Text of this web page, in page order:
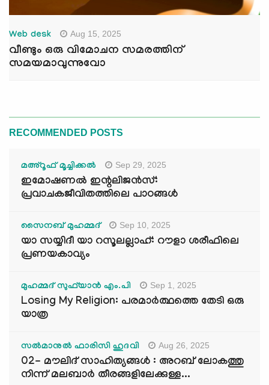
Web desk Aug 15, 2025
വീണ്ടും ഒരു വിമോചന സമരത്തിന്
സമയമാവുന്നുവോ
RECOMMENDED POSTS
മഅ്റൂഫ് മൂച്ചിക്കല്‍ Sep 29, 2025
ഇമോഷണൽ ഇന്റലിജൻസ്:
പ്രവാചകജീവിതത്തിലെ പാഠങ്ങൾ
സൈനബ് മുഹമ്മദ് Sep 10, 2025
യാ സയ്യിദീ യാ റസൂലല്ലാഹ്: റൗളാ ശരീഫിലെ
പ്രണയകാവ്യം
മുഹമ്മദ് സുഫ്‌യാൻ എം.പി Sep 1, 2025
Losing My Religion: പരമാർത്ഥത്തെ തേടി ഒരു
യാത്ര
സൽമാനുൽ ഫാരിസി ഹുദവി Aug 26, 2025
02- മൗലിദ് സാഹിത്യങ്ങൾ : അറബ് ലോകത്തു
നിന്ന് മലബാർ തീരങ്ങളിലേക്കുള്ള...